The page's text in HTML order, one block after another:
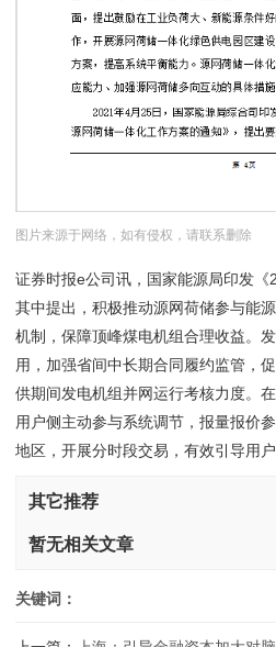
图片来源于网络，如有侵权，请联系删除
证券时报e公司讯，国家能源局印发《
其中提出，积极推动源网荷储参与能
机制，保障顶峰煤电机组合理收益。
用，加强省间中长期合同履约监管，
供期间发电机组并网运行考核力度。
用户侧主动参与系统调节，报量报价
地区，开展分时段交易，有效引导用户
其它推荐
暂无相关文章
关键词：